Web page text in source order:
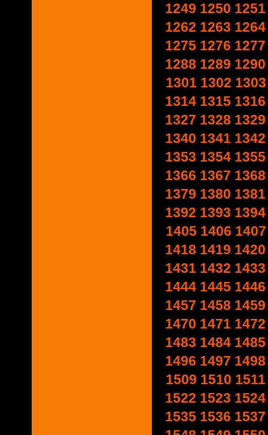
1249 1250 1251
1262 1263 1264
1275 1276 1277
1288 1289 1290
1301 1302 1303
1314 1315 1316
1327 1328 1329
1340 1341 1342
1353 1354 1355
1366 1367 1368
1379 1380 1381
1392 1393 1394
1405 1406 1407
1418 1419 1420
1431 1432 1433
1444 1445 1446
1457 1458 1459
1470 1471 1472
1483 1484 1485
1496 1497 1498
1509 1510 1511
1522 1523 1524
1535 1536 1537